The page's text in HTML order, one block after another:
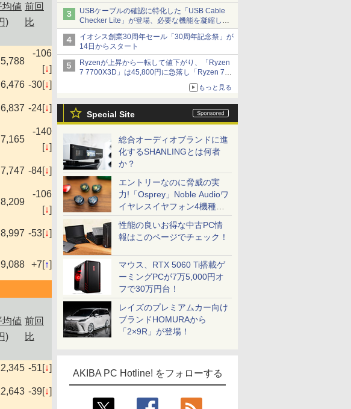
[8月前半のメモリ価格]
USBケーブルの確認に特化した「USB Cable
Checker Lite」が登場、必要な機能を凝縮しコ
ンパクトに 7日発売
イオシス創業30周年セール「30周年記念祭」が
14日からスタート
Ryzenが上昇から一転して値下がり、「Ryzen
7 7700X3D」は45,800円に急落し「Ryzen 7
7800X3D」との価格逆転解消 [8月前半のCPU
もっと見る
Special Site
総合オーディオブランドに進
化するSHANLINGとは何者
か？
エントリーなのに脅威の実
力!「Osprey」Noble Audioワ
イヤレスイヤフォン4機種を
一気に聴く
性能の良いお得な中古PC情
報はこのページでチェック！
マウス、RTX 5060 Ti搭載ゲ
ーミングPCが7万5,000円オ
フで30万円台！
レイズのプレミアムカー向け
ブランドHOMURAから
「2×9R」が登場！
AKIBA PC Hotline! をフォローする
均値
)
前回
比
5,788
-106
[↓]
6,476 -30[↓]
6,837 -24[↓]
7,165
-140
[↓]
7,747 -84[↓]
8,209
-106
[↓]
8,997 -53[↓]
9,088 +7[↑]
均値
)
前回
比
-51[↓]
-39[↓]